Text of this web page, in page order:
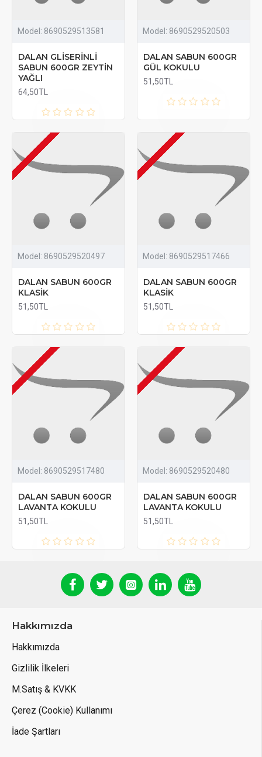
Model: 8690529513581
DALAN GLİSERİNLİ
SABUN 600GR ZEYTİN
YAĞLI
64,50TL
Model: 8690529520503
DALAN SABUN 600GR
GÜL KOKULU
51,50TL
Model: 8690529520497
DALAN SABUN 600GR
KLASİK
51,50TL
Model: 8690529517466
DALAN SABUN 600GR
KLASİK
51,50TL
Model: 8690529517480
DALAN SABUN 600GR
LAVANTA KOKULU
51,50TL
Model: 8690529520480
DALAN SABUN 600GR
LAVANTA KOKULU
51,50TL
Hakkımızda
Hakkımızda
Gizlilik İlkeleri
M.Satış & KVKK
Çerez (Cookie) Kullanımı
İade Şartları